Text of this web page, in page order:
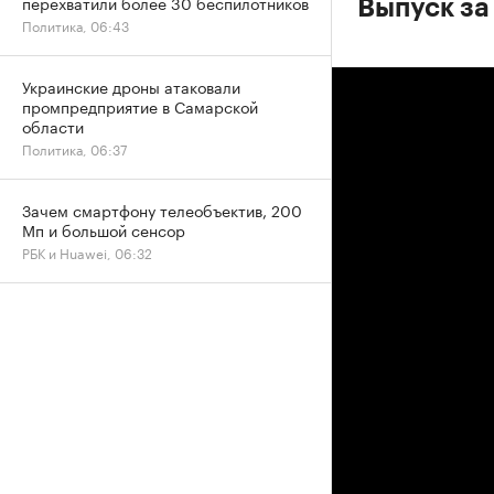
Выпуск
Политика, 06:43
Украинские дроны атаковали
промпредприятие в Самарской
области
Политика, 06:37
Зачем смартфону телеобъектив, 200
Мп и большой сенсор
РБК и Huawei, 06:32